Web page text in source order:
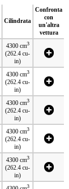
Cilindrata
Confronta
con
un'altra
vettura
4300 cm3
(262.4 cu-
in)
4300 cm3
(262.4 cu-
in)
4300 cm3
(262.4 cu-
in)
4300 cm3
(262.4 cu-
in)
4300 cm3
(262.4 cu-
in)
3